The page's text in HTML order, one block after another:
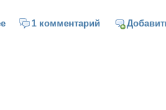
о Разговоры о сказке
1 комментарий